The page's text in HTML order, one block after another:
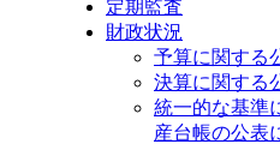
定期監査
財政状況
予算に関する
決算に関する
統一的な基準
産台帳の公表